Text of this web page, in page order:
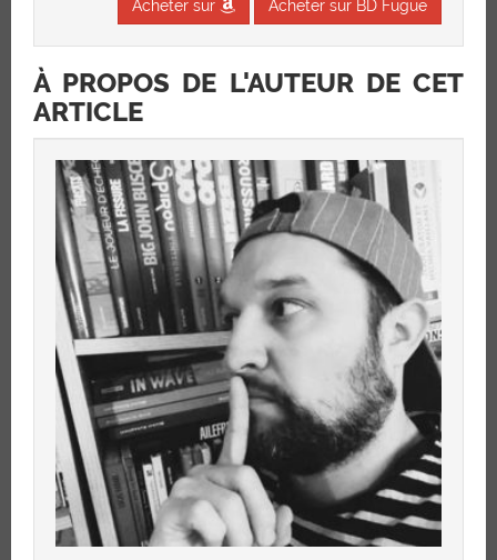
Acheter sur Acheter sur BD Fugue
À PROPOS DE L'AUTEUR DE CET
ARTICLE